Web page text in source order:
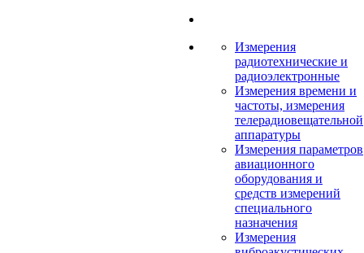
Измерения
радиотехнические и
радиоэлектронные
Измерения времени и
частоты, измерения
телерадиовещательной
аппаратуры
Измерения параметров
авиационного
оборудования и
средств измерений
специального
назначения
Измерения